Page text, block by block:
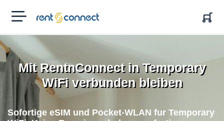
RENT'N
CONNECT
Mit RentnConnect in Temporary
WiFi verbunden bleiben
Sofortige eSIM und Pocket-WLAN fur Temporary